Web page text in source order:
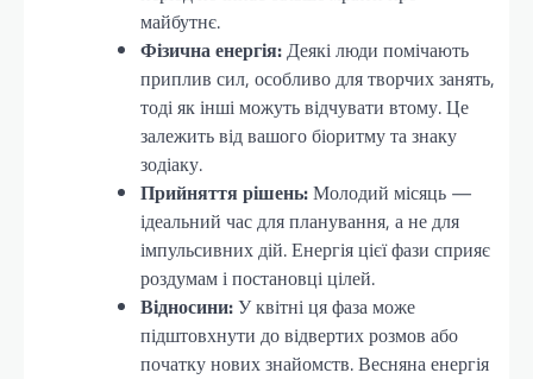
майбутнє.
Фізична енергія:Деякі люди помічають
приплив сил, особливо для творчих занять,
тоді як інші можуть відчувати втому. Це
залежить від вашого біоритму та знаку
зодіаку.
Прийняття рішень:Молодий місяць —
ідеальний час для планування, а не для
імпульсивних дій. Енергія цієї фази сприяє
роздумам і постановці цілей.
Відносини:У квітні ця фаза може
підштовхнути до відвертих розмов або
початку нових знайомств. Весняна енергія